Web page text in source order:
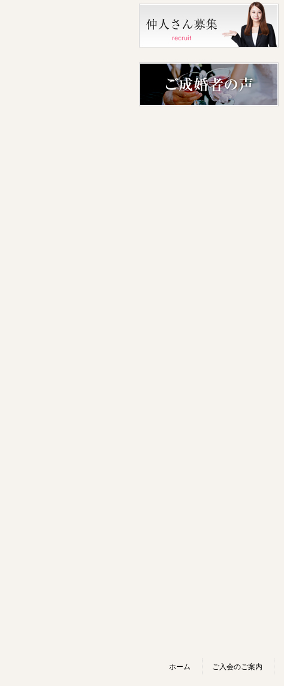
ホーム ご入会のご案内